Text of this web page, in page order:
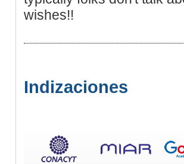
wishes!!
Indizaciones